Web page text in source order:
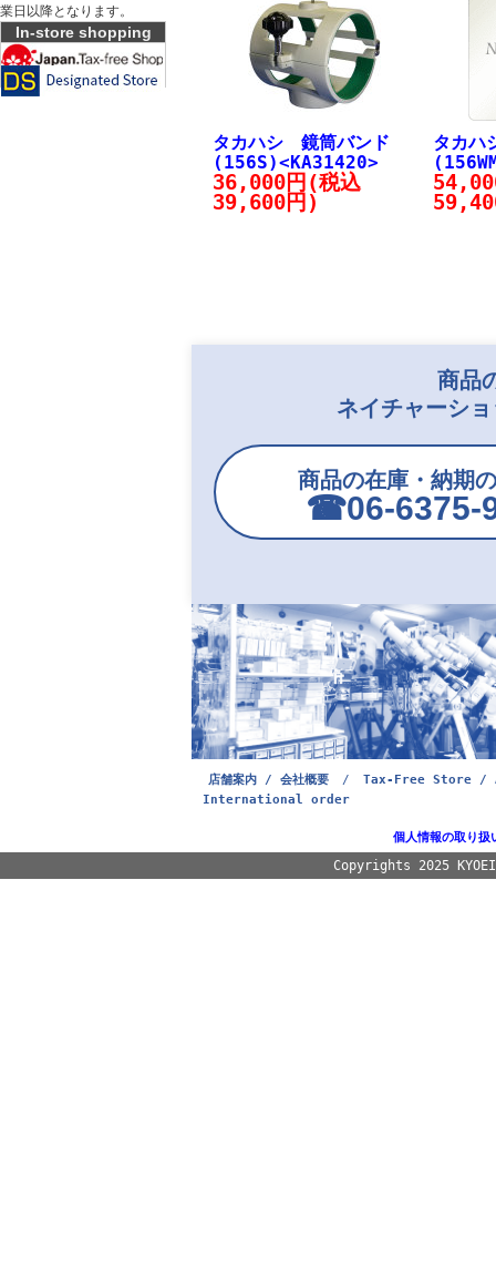
業日以降となります。
In-store shopping
タカハシ 鏡筒バンド
(156S)<KA31420>
36,000円(税込
39,600円)
タカハ
商品
ネイチャーシ
商品の在庫・納期
☎︎06-6375-
店舗案内 / 会社概要 /
Tax-Free Store /
International order
個人情報の取り扱
Copyrights 2025